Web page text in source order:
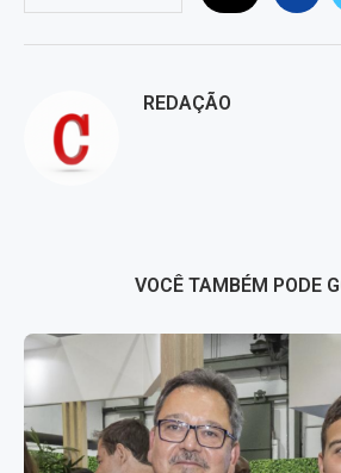
REDAÇÃO
VOCÊ TAMBÉM PODE